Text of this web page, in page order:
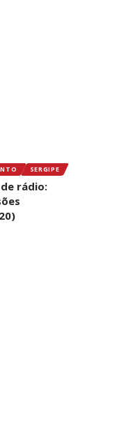
SERGIPE
rádio: